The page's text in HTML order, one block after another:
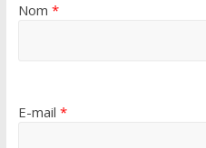
Nom *
E-mail *